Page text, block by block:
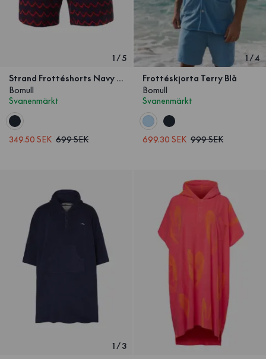
1/5
Strand Frottéshorts Navy Röd Våg
Bomull
Svanenmärkt
349.50 SEK 699 SEK
1/4
Frottéskjorta Terry Blå
Bomull
Svanenmärkt
699.30 SEK 999 SEK
1/3